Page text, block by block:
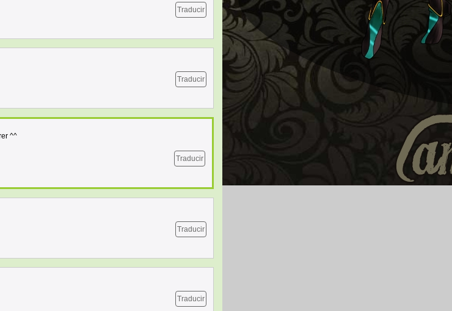
Traducir
Traducir
^^
Traducir
Traducir
Traducir